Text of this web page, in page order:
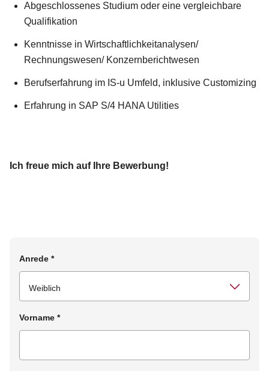
Abgeschlossenes Studium oder eine vergleichbare
Qualifikation
Kenntnisse in Wirtschaftlichkeitanalysen/
Rechnungswesen/ Konzernberichtwesen
Berufserfahrung im IS-u Umfeld, inklusive Customizing
Erfahrung in SAP S/4 HANA Utilities
Ich freue mich auf Ihre Bewerbung!
Anrede *
Vorname *